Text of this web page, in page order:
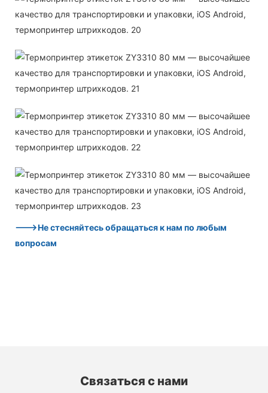
--->Не стесняйтесь обращаться к нам по любым
вопросам
Связаться с нами